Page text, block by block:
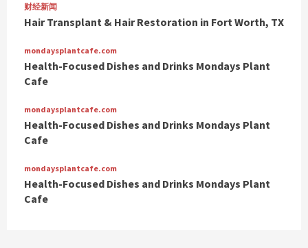
财经新闻
Hair Transplant & Hair Restoration in Fort Worth, TX
mondaysplantcafe.com
Health-Focused Dishes and Drinks Mondays Plant
Cafe
mondaysplantcafe.com
Health-Focused Dishes and Drinks Mondays Plant
Cafe
mondaysplantcafe.com
Health-Focused Dishes and Drinks Mondays Plant
Cafe